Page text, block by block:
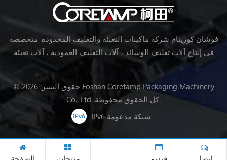
فوشان كوريتام شركة ماكينات التعبئة والتغليف المحدودة. متخصصة
في إنتاج آلات تغليف الوسائد ، آلات التغليف العمودية ، آلات تعبئة
خط تجهيز الأغذية ، آلات تغليف الخضروات ، آلات التعبئة والتغليف ،
© حقوق النشر: 2026 Foshan Coretamp Packaging Machinery
Co., Ltd. كل الحقوق محفوظة.
IPv6 شبكة مدعومة